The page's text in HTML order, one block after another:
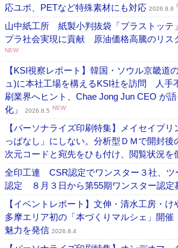
応ユポ、PETなど特殊素材にも対応 2026.8.6
山中紙工所 紙製小判抜袋「プラストッテ
プラ社会実現に貢献 原油価格高騰のリス
NEW
【KSI視察レポート】韓国・ソウル京畿道
ュ)に本社工場を構えるKSI社を訪問 人手
刷業界へヒント、Chae Jong Jun CEO が
化」
2026.8.5 NEW
【パーソナライズ印刷特集】メイセイプ
っぱなし」にしない。分析型ＤＭで開封
次元コードと宛先をひも付け、閲覧状況を
全印工連 CSR認定でワンスター３社、ツ
認定 ８月３日から第55期ワンスター認定
【イベントレポート】文伸・清水工房・
多摩エリア初の「本づくりマルシェ」開
魅力を発信 2026.8.4